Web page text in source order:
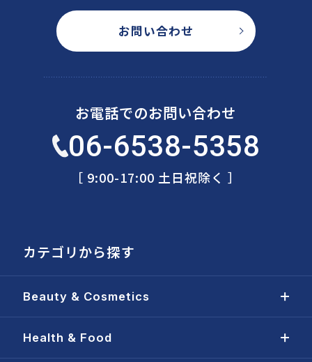
お問い合わせ
お電話でのお問い合わせ
06-6538-5358
［ 9:00-17:00 土日祝除く ］
カテゴリから探す
Beauty & Cosmetics
Health & Food